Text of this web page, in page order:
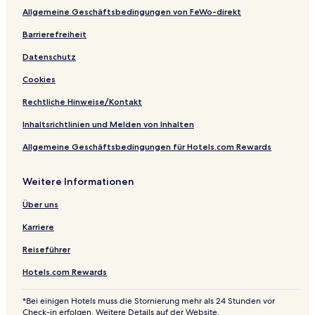
Reforma: Hotels
Hotels nahe Cristobal Colon Monument
Vasco de Quiroga: Hotels
Amecameca: Hotels
Hotels nahe Station Revolution
San Rafael: Hotels
Gustavo A. Madero: Hotels
Hotels nahe Museo de Cera
Anzures: Hotels
Hotels nahe Kirche des Heiligen Hippolyt
Hotels nahe Station Hidalgo
Hotels nahe Glorieta de Insurgentes
Ciudad Juárez: Hotels
Allgemeine Geschäftsbedingungen von FeWo-direkt
Barrierefreiheit
Datenschutz
Cookies
Rechtliche Hinweise/Kontakt
Inhaltsrichtlinien und Melden von Inhalten
Allgemeine Geschäftsbedingungen für Hotels.com Rewards
Weitere Informationen
Über uns
Karriere
Reiseführer
Hotels.com Rewards
*Bei einigen Hotels muss die Stornierung mehr als 24 Stunden vor
Check-in erfolgen. Weitere Details auf der Website.